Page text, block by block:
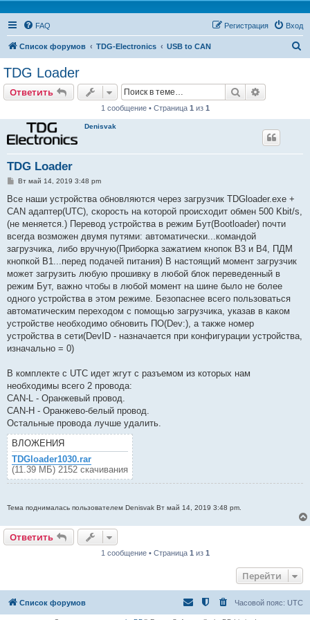
FAQ Вход
Регистрация
Список форумов TDG-Electronics USB to CAN
TDG Loader
Ответить Поиск
1 сообщение • Страница 1 из 1
Denisvak
TDG Loader
С
о
щ
е
и
е
Вт май 14, 2019 3:48 pm
Все наши устройства обновляются через загрузчик TDGloader.exe +
CAN адаптер(UTC), скорость на которой происходит обмен 500 Kbit/s,
(не меняется.) Перевод устройства в режим Бут(Bootloader) почти
всегда возможен двумя путями: автоматически...командой
загрузчика, либо вручную(Приборка зажатием кнопок B3 и B4, ПДМ
кнопкой B1...перед подачей питания) В настоящий момент загрузчик
может загрузить любую прошивку в любой блок переведенный в
режим Бут, важно чтобы в любой момент на шине было не более
одного устройства в этом режиме. Безопаснее всего пользоваться
автоматическим переходом с помощью загрузчика, указав в каком
устройстве необходимо обновить ПО(Dev:), а также номер
устройства в сети(DevID - назначается при конфигурации устройства,
изначально = 0)
В комплекте с UTC идет жгут с разъемом из которых нам
необходимы всего 2 провода:
CAN-L - Оранжевый провод.
CAN-H - Оранжево-белый провод.
Остальные провода лучше удалить.
ВЛОЖЕНИЯ
TDGloader1030.rar
(11.39 МБ) 2152 скачивания
Тема поднималась пользователем Denisvak Вт май 14, 2019 3:48 pm.
Ответить
1 сообщение • Страница 1 из 1
Перейти
Список форумов Часовой пояс: UTC